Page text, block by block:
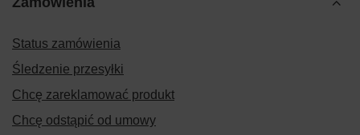
Status zamówienia
Śledzenie przesyłki
Chcę zareklamować produkt
Chcę odstąpić od umowy